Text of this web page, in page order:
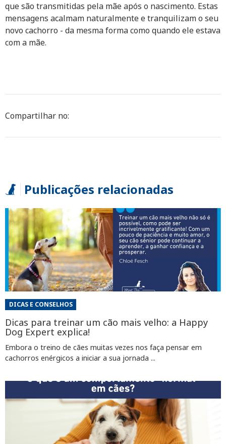
que são transmitidas pela mãe após o nascimento. Estas
mensagens acalmam naturalmente e tranquilizam o seu
novo cachorro - da mesma forma como quando ele estava
com a mãe.
Compartilhar no:
Publicações relacionadas
DICAS E CONSELHOS
Dicas para treinar um cão mais velho: a Happy
Dog Expert explica!
Embora o treino de cães muitas vezes nos faça pensar em
cachorros enérgicos a iniciar a sua jornada ...